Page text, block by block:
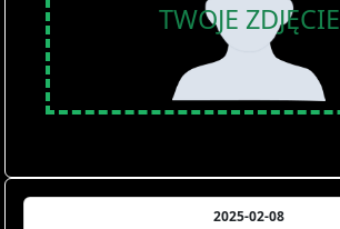
TWOJE ZDJĘCIE
2025-02-08